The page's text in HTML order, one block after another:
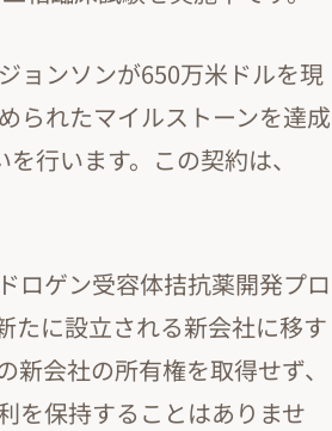
ョンソンが650万米ドルを現
られたマイルストーンを達成
行います。この契約は、
ロゲン受容体拮抗薬開発プロ
たに設立される新会社に移す
会社の所有権を取得せず、
を保持することはありませ